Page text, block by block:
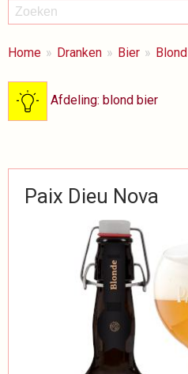
ZOEKEN
Zoeken
BREADCRUMBS
Je
hier:
Home Dranken Bier Blond
Afdeling: blond bier
Paix Dieu Nova